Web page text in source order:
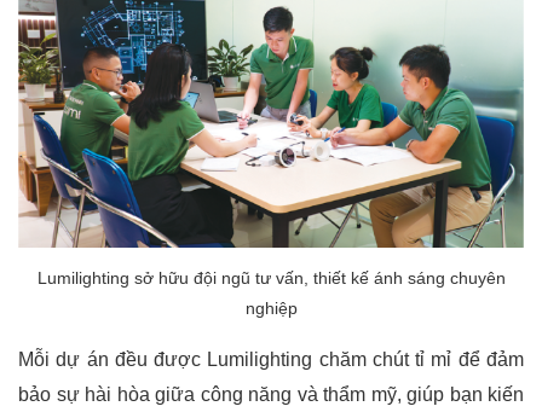
Lumilighting sở hữu đội ngũ tư vấn, thiết kế ánh sáng chuyên
nghiệp
Mỗi dự án đều được Lumilighting chăm chút tỉ mỉ để đảm
bảo sự hài hòa giữa công năng và thẩm mỹ, giúp bạn kiến